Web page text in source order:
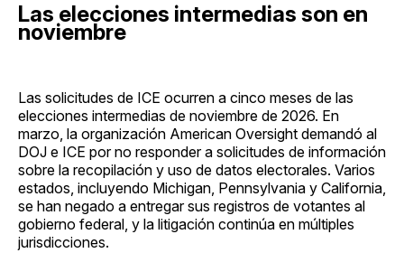
Las elecciones intermedias son en
noviembre
Las solicitudes de ICE ocurren a cinco meses de las
elecciones intermedias de noviembre de 2026. En
marzo, la organización American Oversight demandó al
DOJ e ICE por no responder a solicitudes de información
sobre la recopilación y uso de datos electorales. Varios
estados, incluyendo Michigan, Pennsylvania y California,
se han negado a entregar sus registros de votantes al
gobierno federal, y la litigación continúa en múltiples
jurisdicciones.